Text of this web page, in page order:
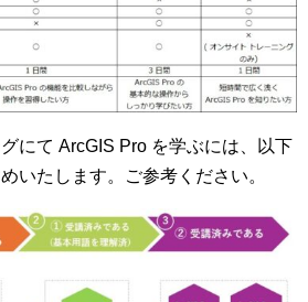
にて ArcGIS Pro を学ぶには、以下
いたします。ご参考ください。